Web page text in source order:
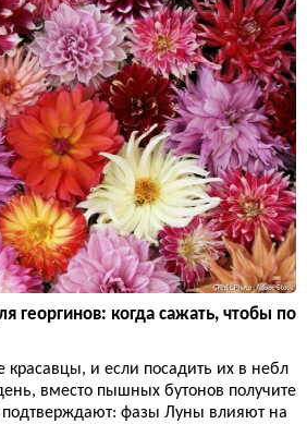
георгинов: когда сажать, чтобы по
красавцы, и если посадить их в небл
вместо пышных бутонов получите
фазы Луны влияют на